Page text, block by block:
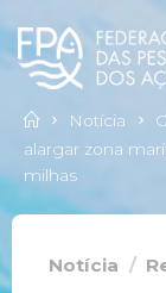
Notícia
alargar zona
milhas
Notícia /